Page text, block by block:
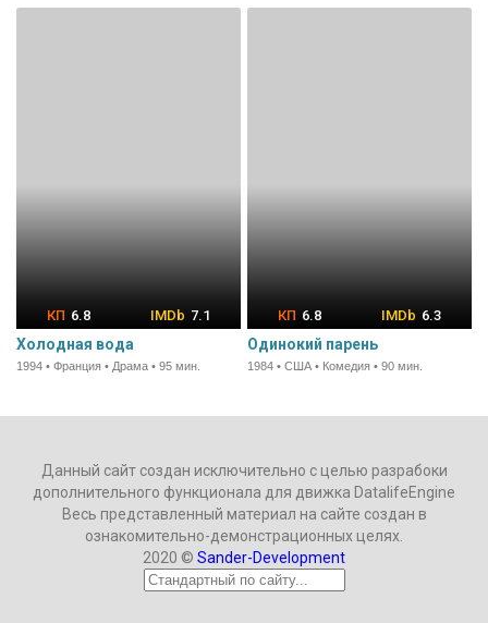
6.8 7.1
Холодная вода
1994 • Франция • Драма • 95 мин.
6.8 6.3
Одинокий парень
1984 • США • Комедия • 90 мин.
Данный сайт создан исключительно с целью разрабоки
дополнительного функционала для движка DatalifeEngine
Весь представленный материал на сайте создан в
ознакомительно-демонстрационных целях.
2020 © Sander-Development